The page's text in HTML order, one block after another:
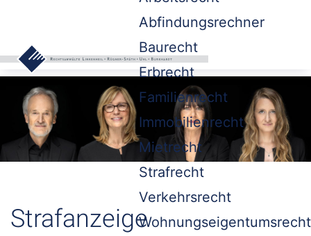
Abfindungsrechner
Baurecht
Erbrecht
Familienrecht
Immobilienrecht
Mietrecht
Strafrecht
Verkehrsrecht
Wohnungseigentumsrecht
Strafanzeige